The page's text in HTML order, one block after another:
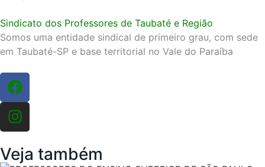
Sindicato dos Professores de Taubaté e Região
Somos uma entidade sindical de primeiro grau, com sede
em Taubaté-SP e base territorial no Vale do Paraíba
Veja também